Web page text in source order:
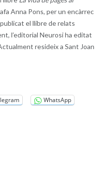
Anna Pons, per un encàrrec
el llibre de relats
l’editorial Neurosi ha editat
resideix a Sant Joan
WhatsApp